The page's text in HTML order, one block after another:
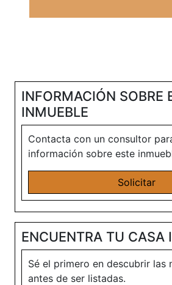
INFORMACIÓN SOBRE
INMUEBLE
Contacta con un consultor
información sobre este
Solicitar
ENCUENTRA TU CASA
Sé el primero en descubrir las
antes de ser listadas.